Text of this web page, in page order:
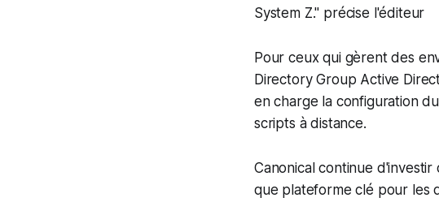
System Z." précise l'éditeur
Pour ceux qui gèrent des
Directory Group Active
en charge la configuration
scripts à distance.
Canonical continue
que plateforme clé pour les